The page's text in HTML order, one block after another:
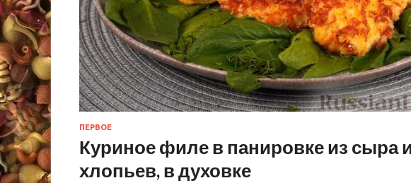
ПЕРВОЕ
Куриное филе в панировке из сыра
хлопьев, в духовке